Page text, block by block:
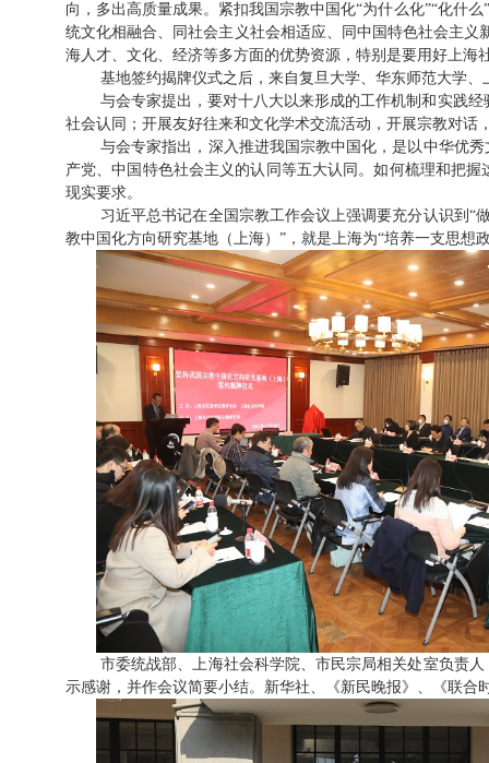
向，多出高质量成果。紧扣我国宗教中国化“为什么化”“化什
统文化相融合、同社会主义社会相适应、同中国特色社会主义
海人才、文化、经济等多方面的优势资源，特别是要用好上
基地签约揭牌仪式之后，来自复旦大学、华东师范大学
与会专家提出，要对十八大以来形成的工作机制和实践
社会认同；开展友好往来和文化学术交流活动，开展宗教对话
与会专家指出，深入推进我国宗教中国化，是以中华优
产党、中国特色社会主义的认同等五大认同。如何梳理和把
现实要求。
习近平总书记在全国宗教工作会议上强调要充分认识到“
教中国化方向研究基地（上海）”，就是上海为“培养一支思
市委统战部、上海社会科学院、市民宗局相关处室负责
示感谢，并作会议简要小结。新华社、《新民晚报》、《联